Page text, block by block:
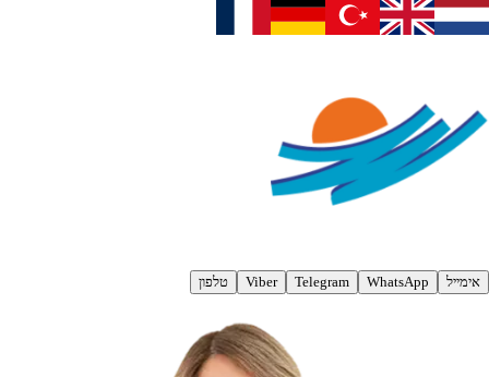
אימייל WhatsApp
Telegram
Viber טלפון